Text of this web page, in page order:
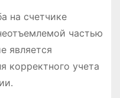
на счетчике
частью
является
корректного учета